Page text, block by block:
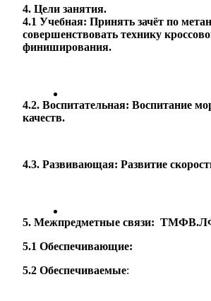
4. Цели занятия.
4.1 Учебная: Принять зачёт по
совершенствовать технику
финиширования.
4.2. Воспитательная: Воспитание
качеств.
4.3. Развивающая: Развитие
5. Межпредметные связи:
5.1 Обеспечивающие:
5.2 Обеспечиваемые: